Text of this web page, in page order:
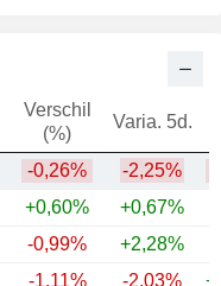
Verschil
(%)
Varia. 5d.
-0,26% -2,25%
+0,60% +0,67%
-0,99% +2,28%
-1,11% -2,03%